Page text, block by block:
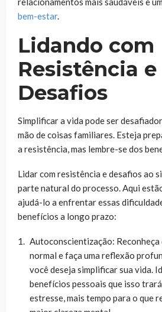
bem-estar.
Lidando com
Resistência e
Desafios
Simplificar a vida pode ser
mão de coisas familiares. Esteja
a resistência, mas lembre-se dos
Lidar com resistência e desafios ao
parte natural do processo. Aqui
ajudá-lo a enfrentar essas
benefícios a longo prazo:
Autoconscientização: Reconheça
normal e faça uma reflexão
você deseja simplificar sua vida.
benefícios pessoais que isso
estresse, mais tempo para o que